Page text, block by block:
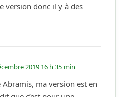
version donc il y à des
2019 16 h 35 min
ma version est en